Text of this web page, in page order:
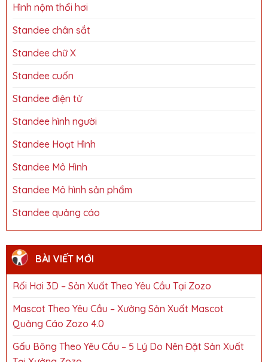
Hình nộm thổi hơi
Standee chân sắt
Standee chữ X
Standee cuốn
Standee điện tử
Standee hình người
Standee Hoạt Hình
Standee Mô Hình
Standee Mô hình sản phẩm
Standee quảng cáo
BÀI VIẾT MỚI
Rối Hơi 3D – Sản Xuất Theo Yêu Cầu Tại Zozo
Mascot Theo Yêu Cầu – Xưởng Sản Xuất Mascot
Quảng Cáo Zozo 4.0
Gấu Bông Theo Yêu Cầu – 5 Lý Do Nên Đặt Sản Xuất